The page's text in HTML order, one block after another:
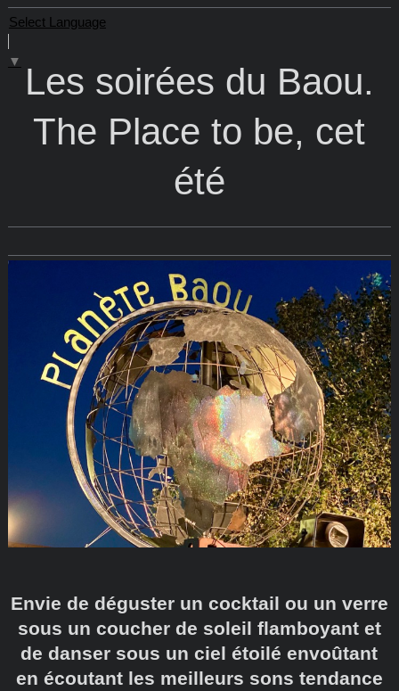
Select Language
▼ Les soirées du Baou.
The Place to be, cet
été
Envie de déguster un cocktail ou un verre
sous un coucher de soleil flamboyant et
de danser sous un ciel étoilé envoûtant
en écoutant les meilleurs sons tendance